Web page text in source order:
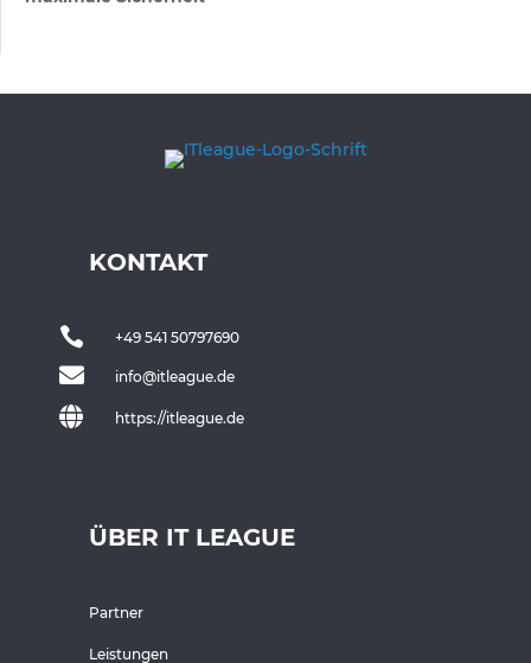
KONTAKT
 +49 541 50797690
 info@itleague.de
 https://itleague.de
ÜBER IT LEAGUE
Partner
Leistungen